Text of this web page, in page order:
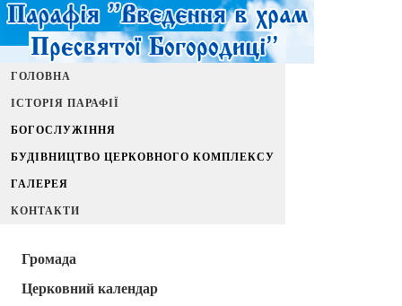
ГОЛОВНА
ІСТОРІЯ ПАРАФІЇ
БОГОСЛУЖІННЯ
БУДІВНИЦТВО ЦЕРКОВНОГО КОМПЛЕКСУ
ГАЛЕРЕЯ
КОНТАКТИ
Громада
Церковний календар